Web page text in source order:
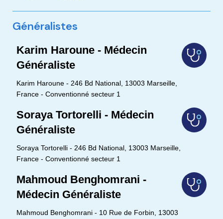
Généralistes
Karim Haroune - Médecin
Généraliste
Karim Haroune - 246 Bd National, 13003 Marseille,
France - Conventionné secteur 1
Soraya Tortorelli - Médecin
Généraliste
Soraya Tortorelli - 246 Bd National, 13003 Marseille,
France - Conventionné secteur 1
Mahmoud Benghomrani -
Médecin Généraliste
Mahmoud Benghomrani - 10 Rue de Forbin, 13003